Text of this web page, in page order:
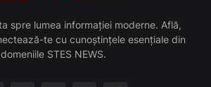
spre lumea informației moderne. Află,
te cu cunoștințele esențiale din
domeniile STES NEWS.